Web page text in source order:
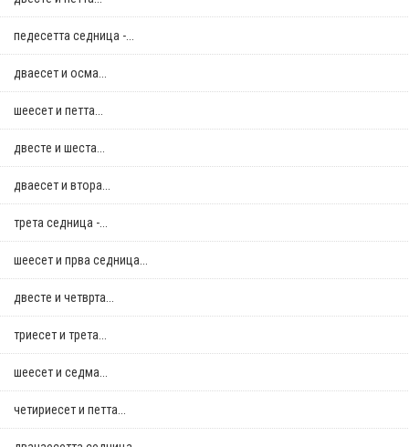
педесетта седница -...
дваесет и осма...
шеесет и петта...
двестe и шеста...
дваесет и втора...
трета седница -...
шеесет и прва седница...
двестe и четврта...
триесет и трета...
шеесет и седма...
четириесет и петта...